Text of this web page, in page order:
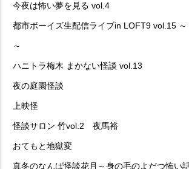
今夜は怖い夢を見る vol.4
都市ボーイズ生配信ライブin LOFT9 vol.15
～
ハニトラ梅木 まかない怪談 vol.13
夜の庭園怪談
上映怪
怪談サロン 竹vol.2 夜馬裕
おてもと地獄変
真冬のなんば怪談花月～身の毛のよだつ怖い